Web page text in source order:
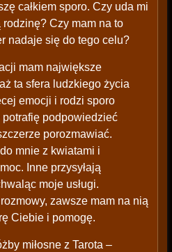
całkiem sporo. Czy uda mi
Czy mam na to
nadaje się do tego celu?
mam największe
ta sfera ludzkiego życia
emocji i rodzi sporo
potrafię podpowiedzieć
porozmawiać.
mnie z kwiatami i
Inne przysyłają
moje usługi.
zawsze mam na nią
Ciebie i pomogę.
miłosne z Tarota –